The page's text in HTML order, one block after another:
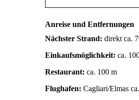
Anreise und Entfernungen
Nächster Strand: direkt ca.
Einkaufsmöglichkeit: ca.
Restaurant: ca. 100 m
Flughafen: Cagliari/Elmas